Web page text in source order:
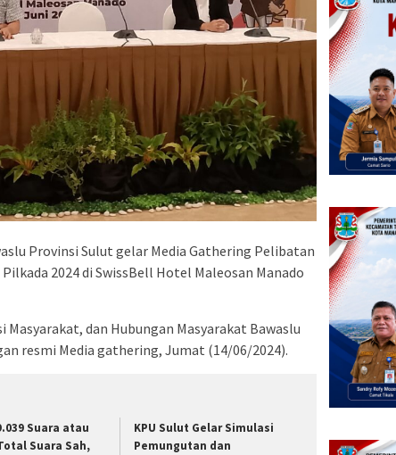
Provinsi Sulut gelar Media Gathering Pelibatan
2024 di SwissBell Hotel Maleosan Manado
dan Hubungan Masyarakat Bawaslu
resmi Media gathering, Jumat (14/06/2024).
Suara atau
Suara Sah,
KPU Sulut Gelar Simulasi
Pemungutan dan